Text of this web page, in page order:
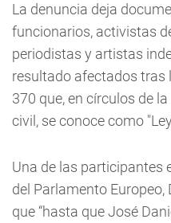
La denuncia deja
funcionarios, activistas
periodistas y artistas
resultado afectados tras
370 que, en círculos de
civil, se conoce como
Una de las participantes
del Parlamento
que “hasta que José